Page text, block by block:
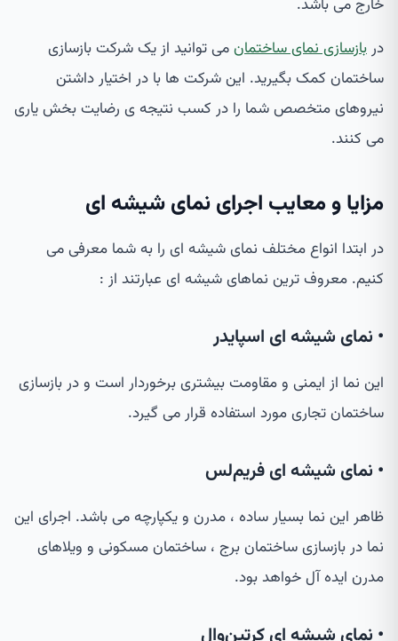
خارج می باشد.
در بازسازی نمای ساختمانمی توانید از یک شرکت بازسازی
ساختمان کمک بگیرید. این شرکت ها با در اختیار داشتن
نیروهای متخصص شما را در کسب نتیجه ی رضایت بخش یاری
می کنند.
مزایا و معایب اجرای نمای شیشه ای
در ابتدا انواع مختلف نمای شیشه ای را به شما معرفی می
کنیم. معروف ترین نماهای شیشه ای عبارتند از :
• نمای شیشه ای اسپایدر
این نما از ایمنی و مقاومت بیشتری برخوردار است و در بازسازی
ساختمان تجاری مورد استفاده قرار می گیرد.
• نمای شیشه ای فریم‌لس
ظاهر این نما بسیار ساده ، مدرن و یکپارچه می باشد. اجرای این
نما در بازسازی ساختمان برج ، ساختمان مسکونی و ویلاهای
مدرن ایده آل خواهد بود.